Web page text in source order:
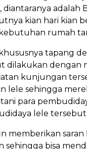
adalah
kian hari kian
rumah
tapang
dilakukan
kunjungan
lele sehingga
para
lele
memberikan
bisa